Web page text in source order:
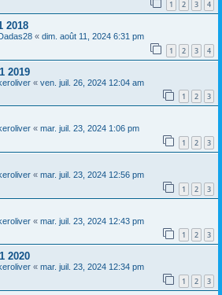
1 2 3 4
2018
« dim. août 11, 2024 6:31 pm
1 2 3 4
2019
« ven. juil. 26, 2024 12:04 am
1 2 3
« mar. juil. 23, 2024 1:06 pm
1 2 3
« mar. juil. 23, 2024 12:56 pm
1 2 3
« mar. juil. 23, 2024 12:43 pm
1 2 3
2020
« mar. juil. 23, 2024 12:34 pm
1 2 3